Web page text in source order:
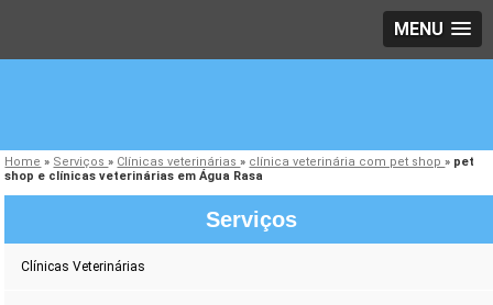
MENU
Home » Serviços» Clínicas veterinárias» clínica veterinária com pet shop» pet
shop e clínicas veterinárias em Água Rasa
Serviços
Clínicas Veterinárias